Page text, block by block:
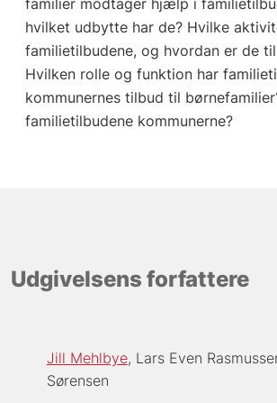
hvilket udbytte har de? Hvilke
familietilbudene, og hvordan er de
Hvilken rolle og funktion har
kommunernes tilbud til
familietilbudene kommunerne?
Udgivelsens forfattere
Jill Mehlbye Lars Even
Sørensen